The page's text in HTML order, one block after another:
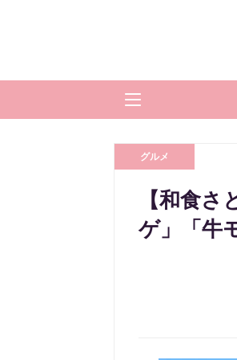
グルメ
【和食
ゲ」「牛